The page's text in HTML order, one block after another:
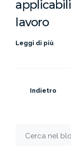
lavoro
Leggi di più
Indietro
Cerca nel